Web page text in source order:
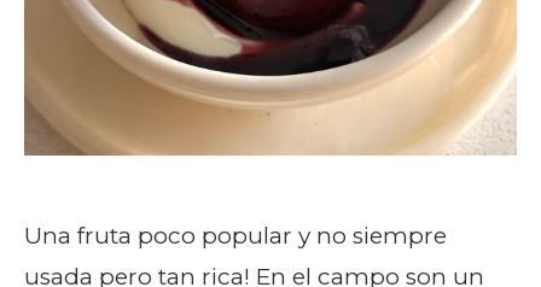
Una fruta poco popular y no siempre
usada pero tan rica! En el campo son un